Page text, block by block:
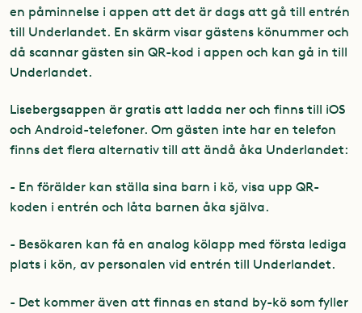
en påminnelse i appen att det är dags att gå till entrén
till Underlandet. En skärm visar gästens könummer och
då scannar gästen sin QR-kod i appen och kan gå in till
Underlandet.
Lisebergsappen är gratis att ladda ner och finns till iOS
och Android-telefoner. Om gästen inte har en telefon
finns det flera alternativ till att ändå åka Underlandet:
- En förälder kan ställa sina barn i kö, visa upp QR-
koden i entrén och låta barnen åka själva.
- Besökaren kan få en analog kölapp med första lediga
plats i kön, av personalen vid entrén till Underlandet.
- Det kommer även att finnas en stand by-kö som fyller